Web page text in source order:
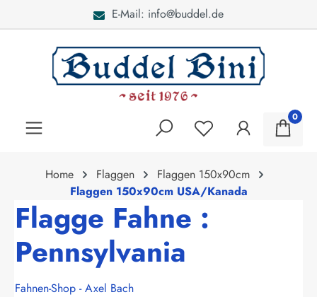
E-Mail: info@buddel.de
0
Home Flaggen
Flaggen 150x90cm
Flaggen 150x90cm USA/Kanada
Flagge Fahne :
Pennsylvania
Fahnen-Shop - Axel Bach